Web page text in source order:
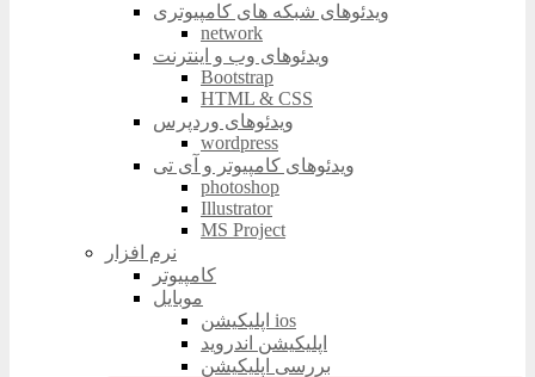
ویدئوهای شبکه های کامپیوتری
network
ویدئوهای وب و اینترنت
Bootstrap
HTML & CSS
ویدئوهای وردپرس
wordpress
ویدئوهای کامپیوتر و آی تی
photoshop
Illustrator
MS Project
نرم افزار
کامپیوتر
موبایل
اپلیکیشن ios
اپلیکیشن اندروید
بررسی اپلیکیشن